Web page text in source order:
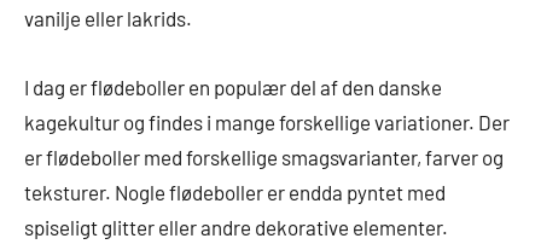
vanilje eller lakrids.
I dag er flødeboller en populær del af den danske
kagekultur og findes i mange forskellige variationer. Der
er flødeboller med forskellige smagsvarianter, farver og
teksturer. Nogle flødeboller er endda pyntet med
spiseligt glitter eller andre dekorative elementer.